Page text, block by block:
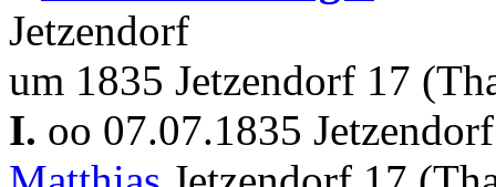
Jetzendorf
um 1835 Jetzendorf 17
I. oo 07.07.1835